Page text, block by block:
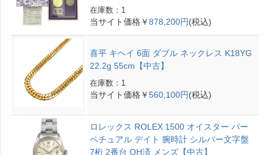
在庫数：1
当サイト価格￥878,200円(税込)
喜平 キヘイ 6面 ダブル ネックレス K18YG
22.2g 55cm【中古】
在庫数：1
当サイト価格￥560,100円(税込)
ロレックス ROLEX 1500 オイスター パー
ペチュアル デイト 腕時計 シルバー文字盤
7桁 2番台 OH済 メンズ【中古】